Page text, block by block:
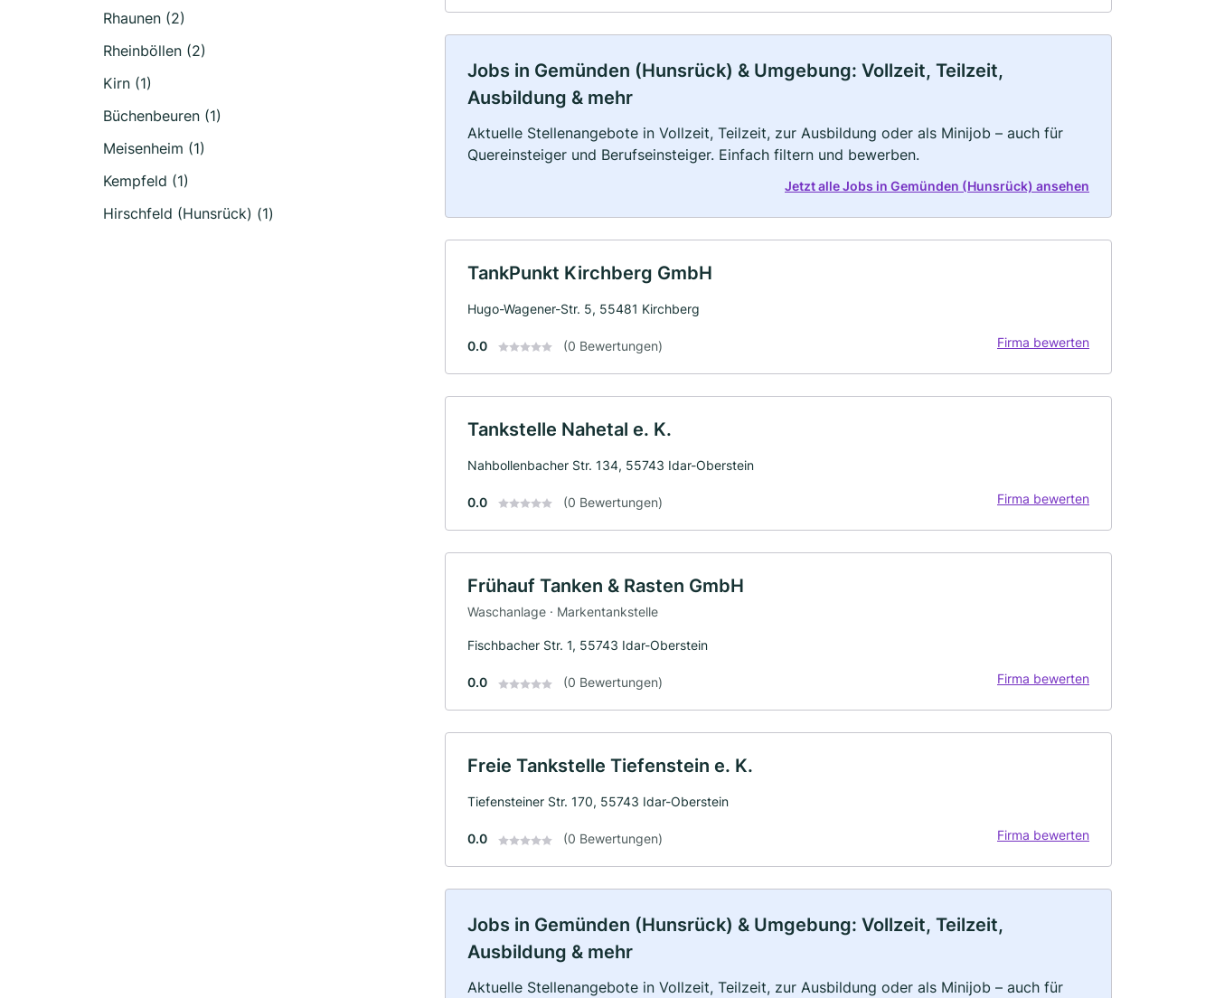
Rhaunen (2)
Rheinböllen (2)
Kirn (1)
Büchenbeuren (1)
Meisenheim (1)
Kempfeld (1)
Hirschfeld (Hunsrück) (1)
Jobs in Gemünden (Hunsrück) & Umgebung: Vollzeit, Teilzeit,
Ausbildung & mehr
Aktuelle Stellenangebote in Vollzeit, Teilzeit, zur Ausbildung oder als Minijob – auch für
Quereinsteiger und Berufseinsteiger. Einfach filtern und bewerben.
Jetzt alle Jobs in Gemünden (Hunsrück) ansehen
TankPunkt Kirchberg GmbH
Hugo-Wagener-Str. 5, 55481 Kirchberg
0.0 (0 Bewertungen) Firma bewerten
Tankstelle Nahetal e. K.
Nahbollenbacher Str. 134, 55743 Idar-Oberstein
0.0 (0 Bewertungen) Firma bewerten
Frühauf Tanken & Rasten GmbH
Waschanlage · Markentankstelle
Fischbacher Str. 1, 55743 Idar-Oberstein
0.0 (0 Bewertungen) Firma bewerten
Freie Tankstelle Tiefenstein e. K.
Tiefensteiner Str. 170, 55743 Idar-Oberstein
0.0 (0 Bewertungen) Firma bewerten
Jobs in Gemünden (Hunsrück) & Umgebung: Vollzeit, Teilzeit,
Ausbildung & mehr
Aktuelle Stellenangebote in Vollzeit, Teilzeit, zur Ausbildung oder als Minijob – auch für